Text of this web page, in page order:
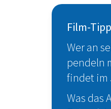
Film-
Wer an
pendeln
findet im
Was das